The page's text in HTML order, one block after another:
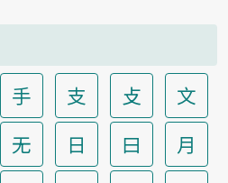
手 支 攴
文
无 日 曰
月